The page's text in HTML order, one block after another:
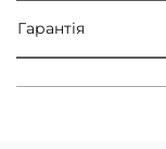
Гарантія